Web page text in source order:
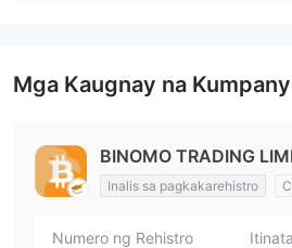
Mga Kaugnay na
BINOMO TRADING
Inalis sa pagkakarehistro
Numero ng Rehistro